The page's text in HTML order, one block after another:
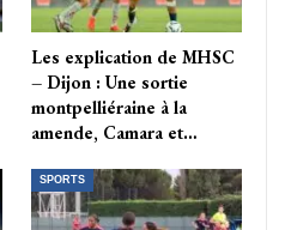
Les explication de MHSC
– Dijon : Une sortie
montpelliéraine à la
amende, Camara et…
SPORTS